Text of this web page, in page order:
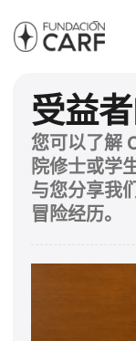
受益
您可以了解
院修士或学
与您分享我
冒险经历。